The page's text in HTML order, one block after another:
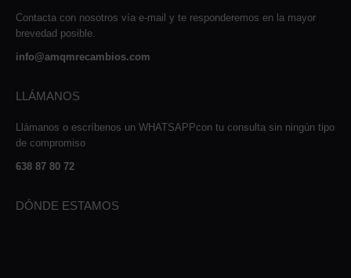
Contacta con nosotros vía e-mail y te responderemos en la mayor
brevedad posible.
info@amqmrecambios.com
LLÁMANOS
Llámanos o escríbenos un WHATSAPPcon tu consulta sin ningún tipo
de compromiso
638 87 80 72
DÓNDE ESTAMOS